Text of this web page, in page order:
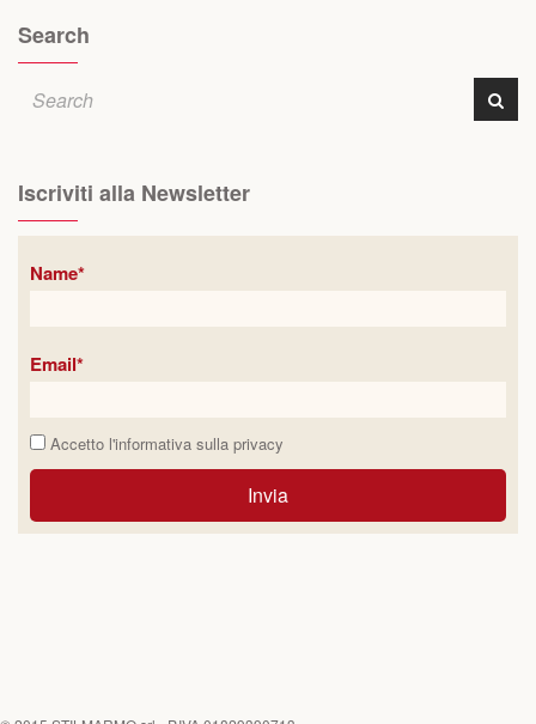
Search
Iscriviti alla Newsletter
Name*
Email*
Accetto l'informativa sulla privacy
Invia